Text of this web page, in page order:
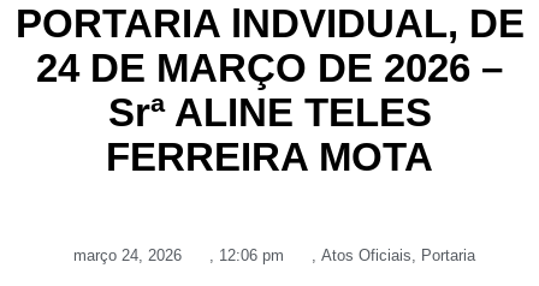
PORTARIA lNDVIDUAL, DE
24 DE MARÇO DE 2026 –
Srª ALINE TELES
FERREIRA MOTA
março 24, 2026 , 12:06 pm , Atos Oficiais, Portaria